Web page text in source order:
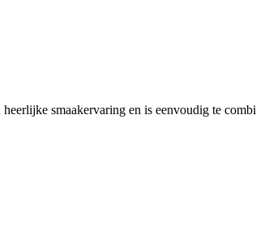
smaakervaring en is eenvoudig te